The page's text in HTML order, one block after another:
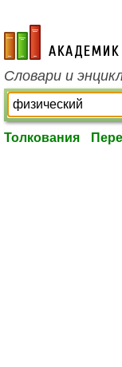
academic.ru
Словари и
Толкования